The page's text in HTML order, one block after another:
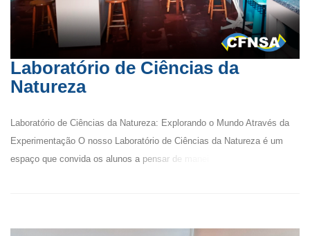
Laboratório de Ciências da
Natureza
Laboratório de Ciências da Natureza: Explorando o Mundo Através da
Experimentação O nosso Laboratório de Ciências da Natureza é um
espaço que convida os alunos a pensar de manei